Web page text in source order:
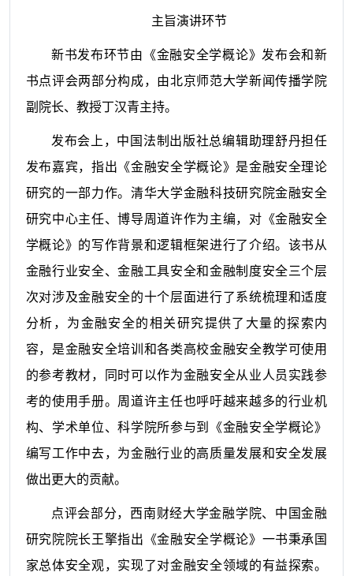
主旨演讲环节
新书发布环节由《金融安全学概论》发布会和新
书点评会两部分构成，由北京师范大学新闻传播学院
副院长、教授丁汉青主持。
发布会上，中国法制出版社总编辑助理舒丹担任
发布嘉宾，指出《金融安全学概论》是金融安全理论
研究的一部力作。清华大学金融科技研究院金融安全
研究中心主任、博导周道许作为主编，对《金融安全
学概论》的写作背景和逻辑框架进行了介绍。该书从
金融行业安全、金融工具安全和金融制度安全三个层
次对涉及金融安全的十个层面进行了系统梳理和适度
分析，为金融安全的相关研究提供了大量的探索内
容，是金融安全培训和各类高校金融安全教学可使用
的参考教材，同时可以作为金融安全从业人员实践参
考的使用手册。周道许主任也呼吁越来越多的行业机
构、学术单位、科学院所参与到《金融安全学概论》
编写工作中去，为金融行业的高质量发展和安全发展
做出更大的贡献。
点评会部分，西南财经大学金融学院、中国金融
研究院院长王擎指出《金融安全学概论》一书秉承国
家总体安全观，实现了对金融安全领域的有益探索。